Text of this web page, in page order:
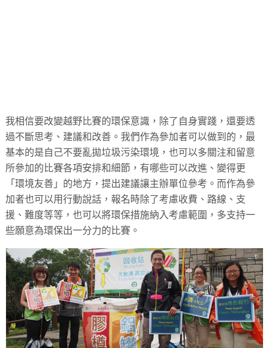
我相信要改變越野比賽的環保意識，除了自身實踐，還要透
過不斷思考、建議和改善。我們作為參加者可以做到的，最
基本的是自己不要亂拋垃圾污染環境，也可以多關注和留意
所參加的比賽各項安排和細節，有哪些可以改進、變得更
「環境友善」的地方，提出建議讓主辦單位參考。而作為參
加者也可以用行動說話，報名時除了考慮收費、路線、支
援、難度等等，也可以將環保措施納入考慮範圍，多支持一
些願意為環保出一分力的比賽。